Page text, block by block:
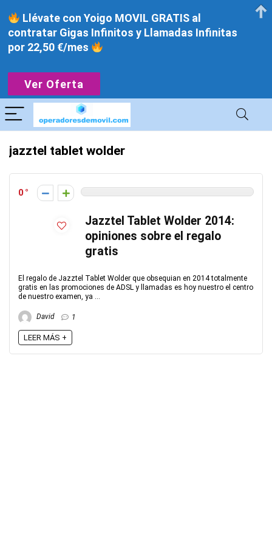
jazztel tablet wolder
0
Jazztel Tablet Wolder 2014:
opiniones sobre el regalo
gratis
El regalo de Jazztel Tablet Wolder que obsequian en 2014 totalmente
gratis en las promociones de ADSL y llamadas es hoy nuestro el centro
de nuestro examen, ya ...
David 1
LEER MÁS +
Llévate con Yoigo MOVIL GRATIS al
contratar Gigas Infinitos y Llamadas Infinitas
por 22,50 €/mes
Ver Oferta